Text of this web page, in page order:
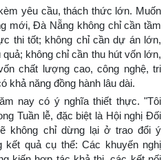
yêu cầu, thách thức lớn. Muốn
mới, Đà Nẵng không chỉ cần tầm
thi tốt; không chỉ cần dự án lớn,
không chỉ cần thu hút vốn lớn,
chất lượng cao, công nghệ, tri
khả năng đồng hành lâu dài.
nay có ý nghĩa thiết thực. "Tôi
Tuần lễ, đặc biệt là Hội nghị Đối
không chỉ dừng lại ở trao đổi ý
quả cụ thể: Các khuyến nghị